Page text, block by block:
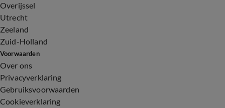
Overijssel
Utrecht
Zeeland
Zuid-Holland
Voorwaarden
Over ons
Privacyverklaring
Gebruiksvoorwaarden
Cookieverklaring